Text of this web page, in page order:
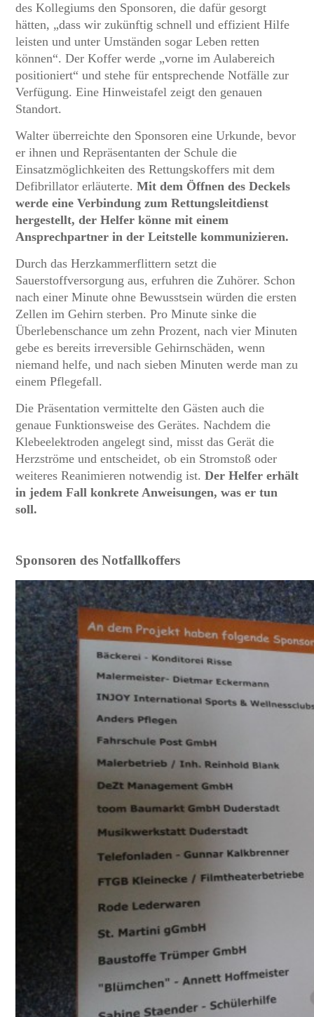
des Kollegiums den Sponsoren, die dafür gesorgt
hätten, „dass wir zukünftig schnell und effizient Hilfe
leisten und unter Umständen sogar Leben retten
können“. Der Koffer werde „vorne im Aulabereich
positioniert“ und stehe für entsprechende Notfälle zur
Verfügung. Eine Hinweistafel zeigt den genauen
Standort.
Walter überreichte den Sponsoren eine Urkunde, bevor
er ihnen und Repräsentanten der Schule die
Einsatzmöglichkeiten des Rettungskoffers mit dem
Defibrillator erläuterte. Mit dem Öffnen des Deckels
werde eine Verbindung zum Rettungsleitdienst
hergestellt, der Helfer könne mit einem
Ansprechpartner in der Leitstelle kommunizieren.
Durch das Herzkammerflittern setzt die
Sauerstoffversorgung aus, erfuhren die Zuhörer. Schon
nach einer Minute ohne Bewusstsein würden die ersten
Zellen im Gehirn sterben. Pro Minute sinke die
Überlebenschance um zehn Prozent, nach vier Minuten
gebe es bereits irreversible Gehirnschäden, wenn
niemand helfe, und nach sieben Minuten werde man zu
einem Pflegefall.
Die Präsentation vermittelte den Gästen auch die
genaue Funktionsweise des Gerätes. Nachdem die
Klebeelektroden angelegt sind, misst das Gerät die
Herzströme und entscheidet, ob ein Stromstoß oder
weiteres Reanimieren notwendig ist. Der Helfer erhält
in jedem Fall konkrete Anweisungen, was er tun
soll.
Sponsoren des Notfallkoffers